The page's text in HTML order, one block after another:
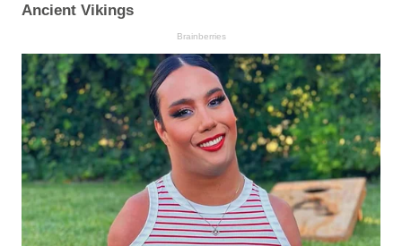
Ancient Vikings
Brainberries